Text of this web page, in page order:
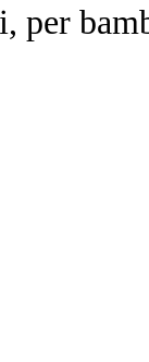
per